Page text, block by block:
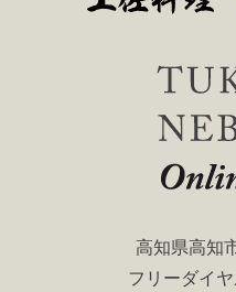
高知県高知
フリーダイ